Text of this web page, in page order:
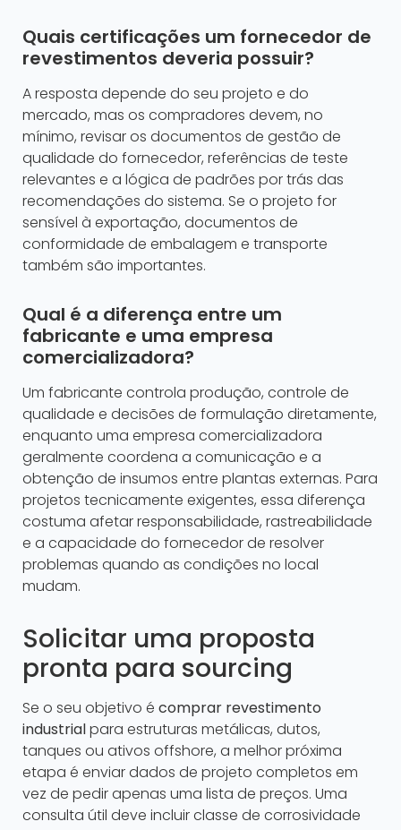
Quais certificações um fornecedor de
revestimentos deveria possuir?
A resposta depende do seu projeto e do
mercado, mas os compradores devem, no
mínimo, revisar os documentos de gestão de
qualidade do fornecedor, referências de teste
relevantes e a lógica de padrões por trás das
recomendações do sistema. Se o projeto for
sensível à exportação, documentos de
conformidade de embalagem e transporte
também são importantes.
Qual é a diferença entre um
fabricante e uma empresa
comercializadora?
Um fabricante controla produção, controle de
qualidade e decisões de formulação diretamente,
enquanto uma empresa comercializadora
geralmente coordena a comunicação e a
obtenção de insumos entre plantas externas. Para
projetos tecnicamente exigentes, essa diferença
costuma afetar responsabilidade, rastreabilidade
e a capacidade do fornecedor de resolver
problemas quando as condições no local
mudam.
Solicitar uma proposta
pronta para sourcing
Se o seu objetivo é comprar revestimento
industrialpara estruturas metálicas, dutos,
tanques ou ativos offshore, a melhor próxima
etapa é enviar dados de projeto completos em
vez de pedir apenas uma lista de preços. Uma
consulta útil deve incluir classe de corrosividade